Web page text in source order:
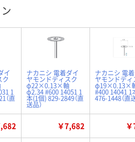
イ
ク
1
（直
ナカニシ 電着ダイ
ヤモンドディスク
φ22×0.13×軸
φ2.34 #600 14051 1
本(1個) 829-2849（直
送品）
ナカニシ 電
ヤモンドディ
φ19×0.13×
#400 14041 1
476-1448（直
￥7,682